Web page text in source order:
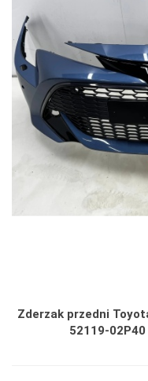
Zderzak przedni
52119-